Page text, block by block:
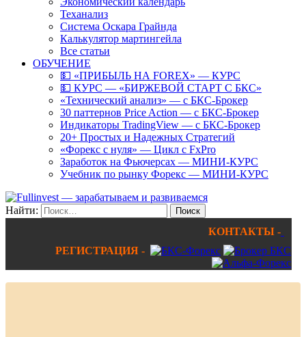
Теханализ
Система Оскара Грайнда
Калькулятор мартингейла
Все статьи
ОБУЧЕНИЕ
💵 «ПРИБЫЛЬ НА FOREX» — КУРС
💵 КУРС — «БИРЖЕВОЙ СТАРТ С БКС»
«Технический анализ» — с БКС-Брокер
30 паттернов Price Action — с БКС-Брокер
Индикаторы TradingView — с БКС-Брокер
20+ Простых и Надежных Стратегий
«Форекс с нуля» — Цикл с FxPro
Заработок на Фьючерсах — МИНИ-КУРС
Учебник по рынку Форекс — МИНИ-КУРС
Найти:
КОНТАКТЫ -
РЕГИСТРАЦИЯ -